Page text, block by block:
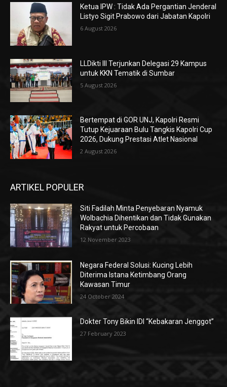
Ketua IPW : Tidak Ada Pergantian Jenderal
Listyo Sigit Prabowo dari Jabatan Kapolri
6 August 2026
LLDikti III Terjunkan Delegasi 29 Kampus
untuk KKN Tematik di Sumbar
5 August 2026
Bertempat di GOR UNJ, Kapolri Resmi
Tutup Kejuaraan Bulu Tangkis Kapolri Cup
2026, Dukung Prestasi Atlet Nasional
2 August 2026
ARTIKEL POPULER
Siti Fadilah Minta Penyebaran Nyamuk
Wolbachia Dihentikan dan Tidak Gunakan
Rakyat untuk Percobaan
12 November 2023
Negara Federal Solusi: Kucing Lebih
Diterima Istana Ketimbang Orang
Kawasan Timur
24 October 2024
Dokter Tony Bikin IDI “Kebakaran Jenggot”
27 February 2023